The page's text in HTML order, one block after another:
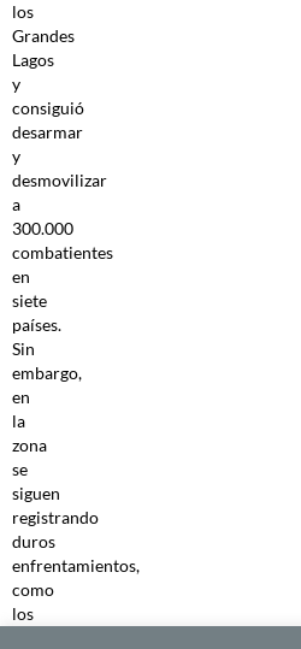
los
Grandes
Lagos
y
consiguió
desarmar
y
desmovilizar
a
300.000
combatientes
en
siete
países.
Sin
embargo,
en
la
zona
se
siguen
registrando
duros
enfrentamientos,
como
los